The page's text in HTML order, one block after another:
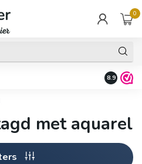
0
Fysieke
8.9
met aquarel